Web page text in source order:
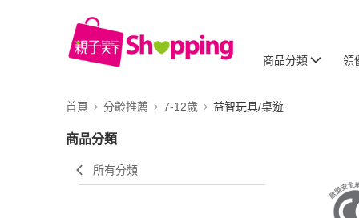
商品分類 領
首頁 分齡推薦 7-12歲 益智玩具/桌遊
商品分類
所有分類